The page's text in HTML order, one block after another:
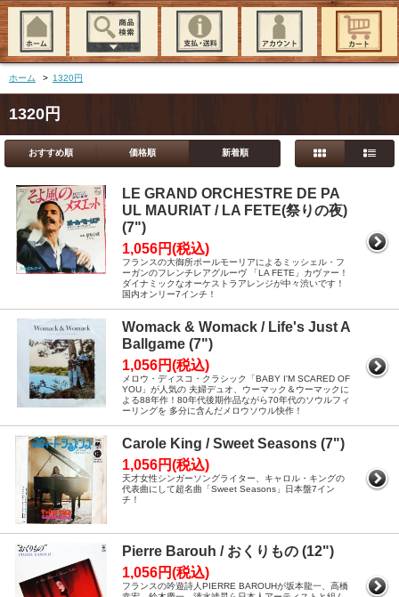
ホーム > 1320円
1320円
おすすめ順 価格順 新着順
LE GRAND ORCHESTRE DE PA
UL MAURIAT / LA FETE(祭りの夜)
(7")
1,056円(税込)
フランスの大御所ポールモーリアによるミッシェル・フ
ーガンのフレンチレアグルーヴ 「LA FETE」カヴァー！
ダイナミックなオーケストラアレンジが中々渋いです！
国内オンリー7インチ！
Womack & Womack / Life's Just A
Ballgame (7")
1,056円(税込)
メロウ・ディスコ・クラシック「BABY I'M SCARED OF
YOU」が人気の 夫婦デュオ、ウーマック＆ウーマックに
よる88年作！80年代後期作品ながら70年代のソウルフィ
ーリングを 多分に含んだメロウソウル快作！
Carole King / Sweet Seasons (7")
1,056円(税込)
天才女性シンガーソングライター、キャロル・キングの
代表曲にして超名曲「Sweet Seasons」日本盤7イン
チ！
Pierre Barouh / おくりもの (12")
1,056円(税込)
フランスの吟遊詩人PIERRE BAROUHが坂本龍一、高橋